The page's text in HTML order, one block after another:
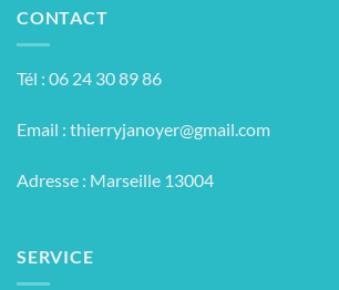
CONTACT
Tél : 06 24 30 89 86
Email : thierryjanoyer@gmail.com
Adresse : Marseille 13004
SERVICE